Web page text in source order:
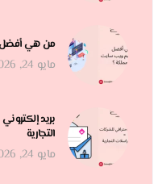
من هي أفضل
مايو 24, 2026
بريد
التجارية
مايو 24, 2026